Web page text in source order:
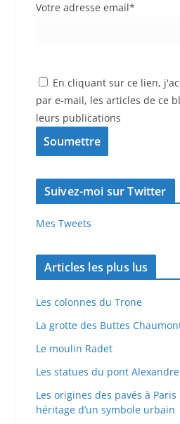
Votre adresse email*
En cliquant sur ce lien,
par e-mail, les articles de ce
leurs publications
Suivez-moi sur Twitter
Mes Tweets
Articles les plus lus
Les colonnes du Trone
La grotte des Buttes
Le moulin Radet
Les statues du pont
Les origines des pavés à
héritage d’un symbole urbain